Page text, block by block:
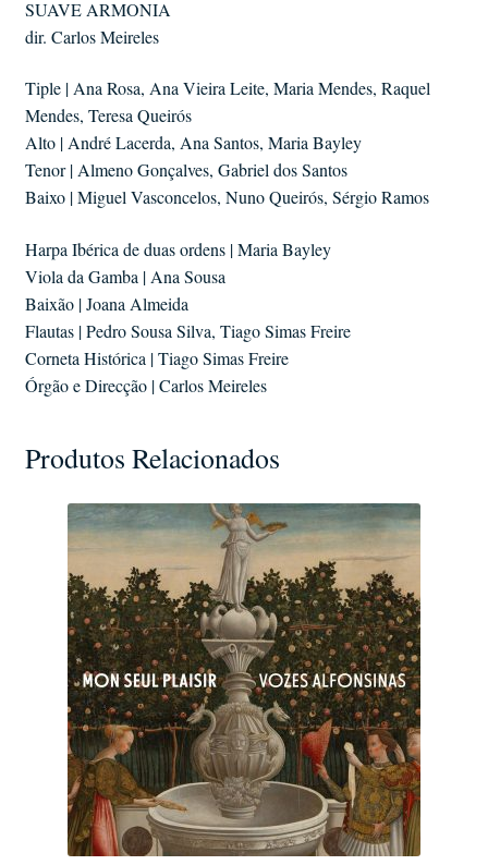
SUAVE ARMONIA
dir. Carlos Meireles
Tiple | Ana Rosa, Ana Vieira Leite, Maria Mendes, Raquel
Mendes, Teresa Queirós
Alto | André Lacerda, Ana Santos, Maria Bayley
Tenor | Almeno Gonçalves, Gabriel dos Santos
Baixo | Miguel Vasconcelos, Nuno Queirós, Sérgio Ramos
Harpa Ibérica de duas ordens | Maria Bayley
Viola da Gamba | Ana Sousa
Baixão | Joana Almeida
Flautas | Pedro Sousa Silva, Tiago Simas Freire
Corneta Histórica | Tiago Simas Freire
Órgão e Direcção | Carlos Meireles
Produtos Relacionados